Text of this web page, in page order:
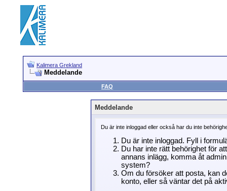
Kalimera Grekland
Meddelande
FAQ
Meddelande
Du är inte inloggad eller också har du inte
Du är inte inloggad. Fyll i
Du har inte rätt behörighet för
annans inlägg, komma åt
system?
Om du försöker att posta, kan
konto, eller så väntar det på